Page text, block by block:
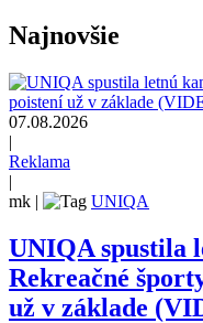
Najnovšie
07.08.2026
|
Reklama
|
mk | UNIQA
UNIQA spustila
Rekreačné
už v základe